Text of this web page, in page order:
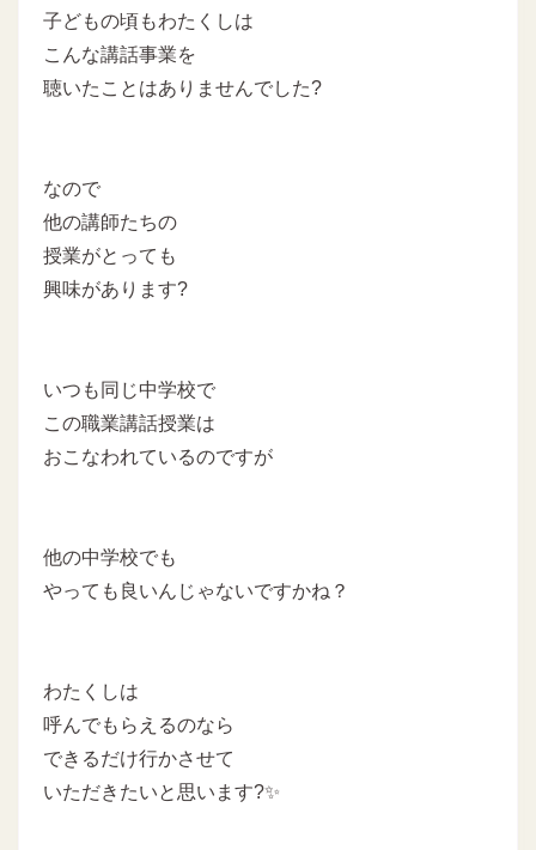
子どもの頃もわたくしは
こんな講話事業を
聴いたことはありませんでした?
なので
他の講師たちの
授業がとっても
興味があります?
いつも同じ中学校で
この職業講話授業は
おこなわれているのですが
他の中学校でも
やっても良いんじゃないですかね？
わたくしは
呼んでもらえるのなら
できるだけ行かさせて
いただきたいと思います?✨